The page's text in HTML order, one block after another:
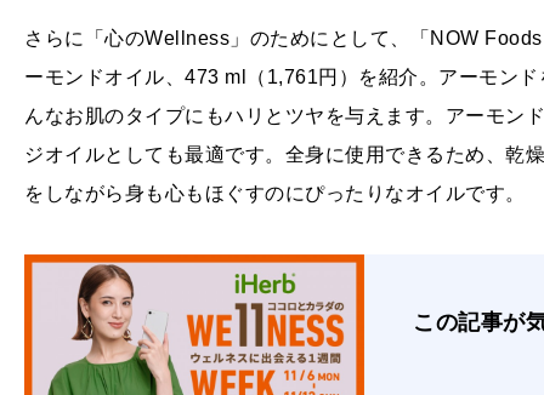
さらに「心のWellness」のためにとして、「NOW
ーモンドオイル、473 ml（1,761円）を紹介。アーモン
んなお肌のタイプにもハリとツヤを与えます。アーモン
ジオイルとしても最適です。全身に使用できるため、乾
をしながら身も心もほぐすのにぴったりなオイルです。
この記事が